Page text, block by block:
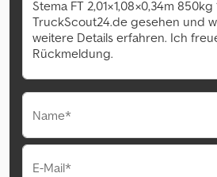
Name*
E-Mail*